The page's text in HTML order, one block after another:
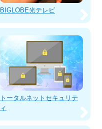
BIGLOBE光テレビ
トータルネットセキュリテ
ィ